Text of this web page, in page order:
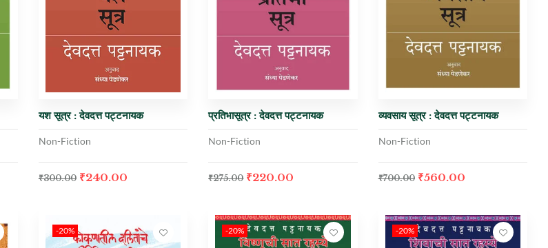
यश सूत्र : देवदत्त पट्टनायक
Non-Fiction
₹300.00 ₹240.00
प्रतिभासूत्र : देवदत्त पट्टनायक
Non-Fiction
₹275.00 ₹220.00
व्यवसाय सूत्र : देवदत्त पट्टनायक
Non-Fiction
₹700.00 ₹560.00
-20% -20% -20%